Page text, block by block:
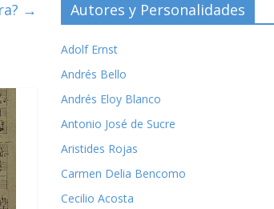
→ Autores y Personalidades
Adolf Ernst
Andrés Bello
Andrés Eloy Blanco
Antonio José de Sucre
Aristides Rojas
Carmen Delia Bencomo
Cecilio Acosta